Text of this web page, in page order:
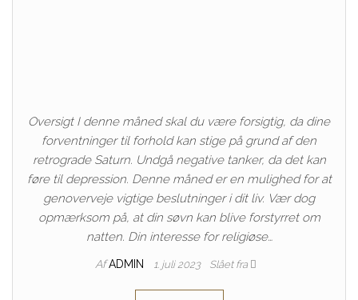
Oversigt I denne måned skal du være forsigtig, da dine
forventninger til forhold kan stige på grund af den
retrograde Saturn. Undgå negative tanker, da det kan
føre til depression. Denne måned er en mulighed for at
genoverveje vigtige beslutninger i dit liv. Vær dog
opmærksom på, at din søvn kan blive forstyrret om
natten. Din interesse for religiøse…
Af ADMIN 1. juli 2023 Slået fra